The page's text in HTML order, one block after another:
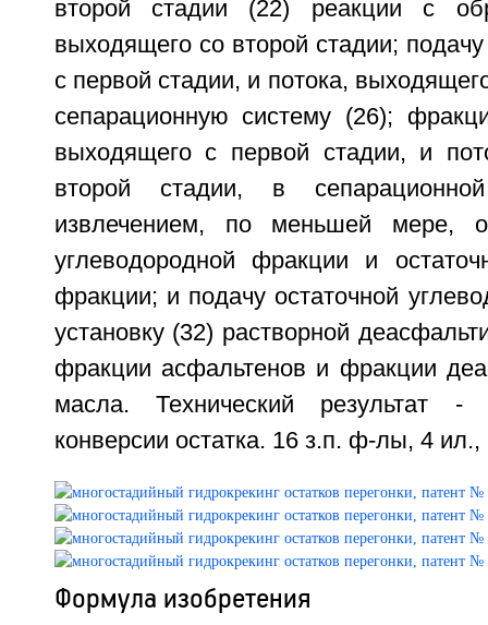
второй стадии (22) реакции с
выходящего со второй стадии;
с первой стадии, и потока,
сепарационную систему (26);
выходящего с первой стадии, и
второй стадии, в
извлечением, по меньшей мере,
углеводородной фракции и
фракции; и подачу остаточной
установку (32) растворной
фракции асфальтенов и фракции
масла. Технический результат
конверсии остатка. 16 з.п. ф-лы, 4 ил.,
Формула изобретения